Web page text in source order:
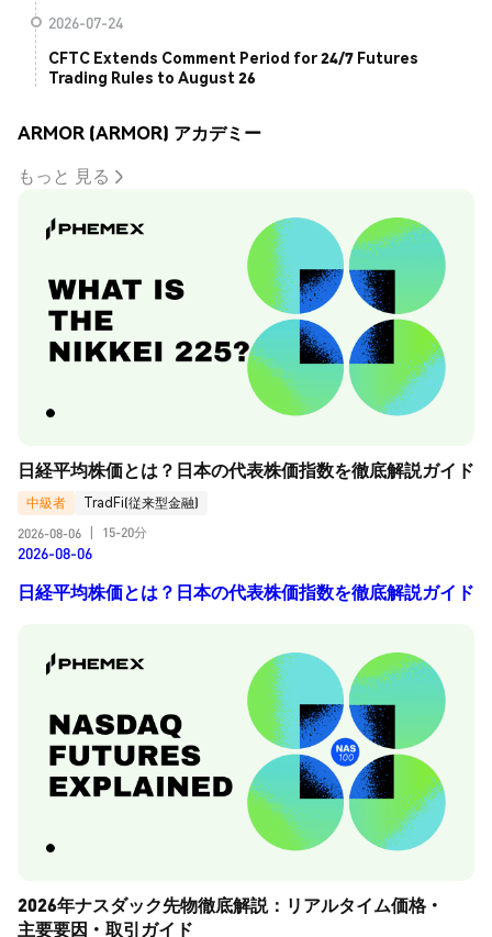
2026-07-24
CFTC Extends Comment Period for 24/7 Futures
Trading Rules to August 26
ARMOR (ARMOR) アカデミー
もっと 見る
日経平均株価とは？日本の代表株価指数を徹底解説ガイド
中級者
TradFi(従来型金融)
2026-08-06
15-20分
2026-08-06
日経平均株価とは？日本の代表株価指数を徹底解説ガイド
2026年ナスダック先物徹底解説：リアルタイム価格・
主要要因・取引ガイド